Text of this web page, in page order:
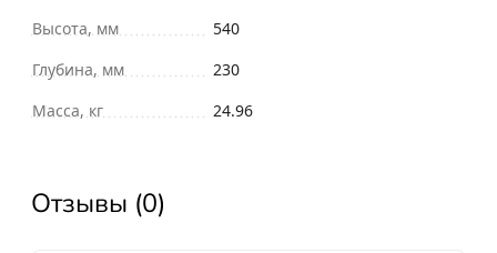
Высота, мм
540
Глубина, мм
230
Масса, кг
24.96
Отзывы (0)